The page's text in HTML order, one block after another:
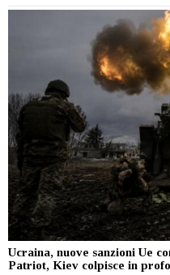
Ucraina, nuove sanzioni Ue
Patriot, Kiev colpisce in